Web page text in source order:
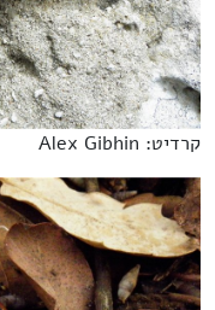
קרדיט: Alex Gibhin